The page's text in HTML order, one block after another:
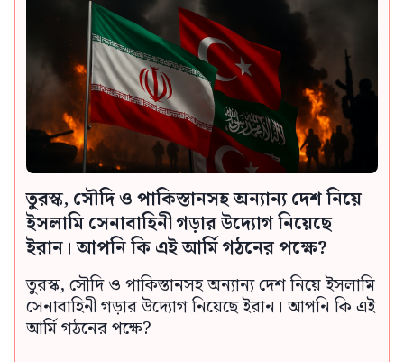
তুরস্ক, সৌদি ও পাকিস্তানসহ অন্যান্য দেশ নিয়ে
ইসলামি সেনাবাহিনী গড়ার উদ্যোগ নিয়েছে
ইরান। আপনি কি এই আর্মি গঠনের পক্ষে?
তুরস্ক, সৌদি ও পাকিস্তানসহ অন্যান্য দেশ নিয়ে ইসলামি
সেনাবাহিনী গড়ার উদ্যোগ নিয়েছে ইরান। আপনি কি এই
আর্মি গঠনের পক্ষে?